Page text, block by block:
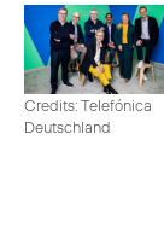
Credits: Telefónica
Deutschland